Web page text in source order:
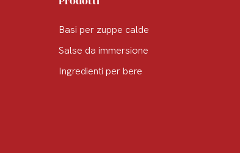
Basi per zuppe calde
Salse da immersione
Ingredienti per bere